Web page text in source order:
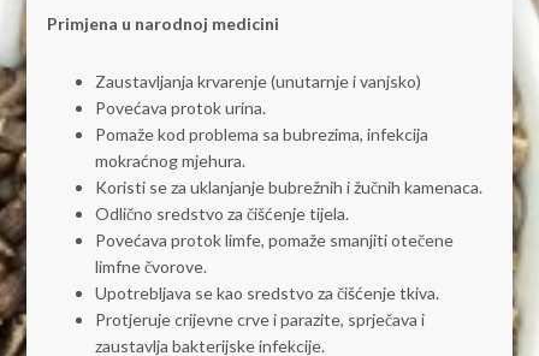
Primjena u narodnoj medicini
Zaustavljanja krvarenje (unutarnje i vanjsko)
Povećava protok urina.
Pomaže kod problema sa bubrezima, infekcija
mokraćnog mjehura.
Koristi se za uklanjanje bubrežnih i žučnih kamenaca.
Odlično sredstvo za čišćenje tijela.
Povećava protok limfe, pomaže smanjiti otečene
limfne čvorove.
Upotrebljava se kao sredstvo za čišćenje tkiva.
Protjeruje crijevne crve i parazite, sprječava i
zaustavlja bakterijske infekcije.